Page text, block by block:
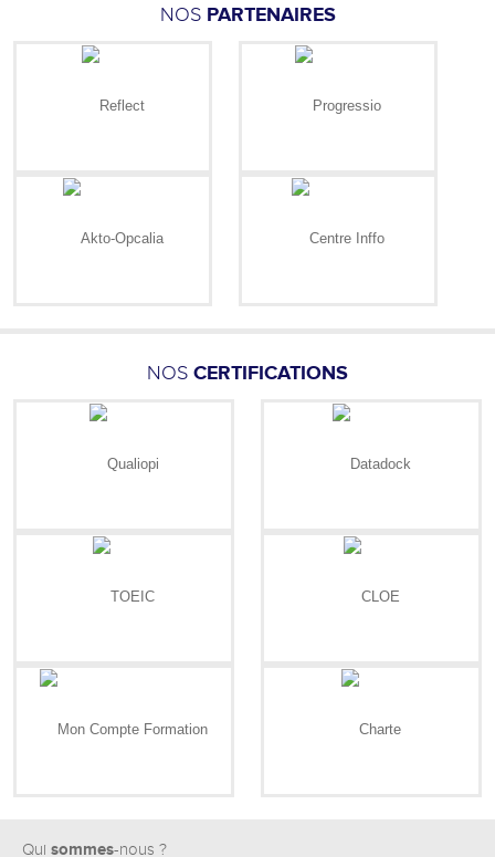
NOS PARTENAIRES
NOS CERTIFICATIONS
Qui sommes-nous ?